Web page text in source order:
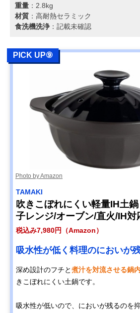
重量 ：2.8kg
材質 ：高耐熱セラミック
食洗機洗浄 ：記載未確認
PICK UP⑨
Photo by Amazon
TAMAKI
吹きこぼれにくい軽量IH土
子レンジ/オーブン/直火/IH対
税込み7,980円（Amazon）
吸水性が低く料理のにおいが
深め設計のフチと煮汁を対流させる鍋
きこぼれにくい土鍋です。
吸水性が低いので、においが残るのを